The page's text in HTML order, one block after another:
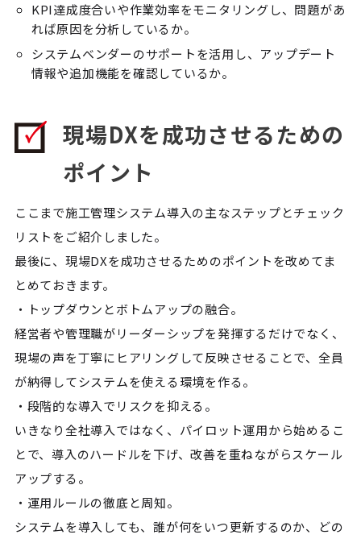
KPI達成度合いや作業効率をモニタリングし、問題があ
れば原因を分析しているか。
システムベンダーのサポートを活用し、アップデート
情報や追加機能を確認しているか。
現場DXを成功させるための
ポイント
ここまで施工管理システム導入の主なステップとチェック
リストをご紹介しました。
最後に、現場DXを成功させるためのポイントを改めてま
とめておきます。
・トップダウンとボトムアップの融合。
経営者や管理職がリーダーシップを発揮するだけでなく、
現場の声を丁寧にヒアリングして反映させることで、全員
が納得してシステムを使える環境を作る。
・段階的な導入でリスクを抑える。
いきなり全社導入ではなく、パイロット運用から始めるこ
とで、導入のハードルを下げ、改善を重ねながらスケール
アップする。
・運用ルールの徹底と周知。
システムを導入しても、誰が何をいつ更新するのか、どの